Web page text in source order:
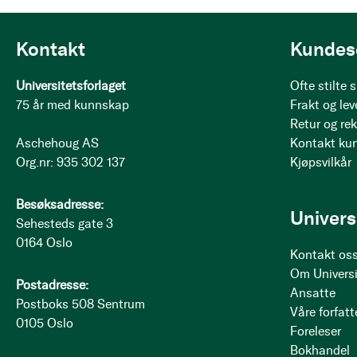
Kontakt
Universitetsforlaget
75 år med kunnskap
Aschehoug AS
Org.nr: 935 302 137
Besøksadresse:
Sehesteds gate 3
0164 Oslo
Postadresse:
Postboks 508 Sentrum
0105 Oslo
Ofte stilte
Frakt og
Retur og
Kontakt
Kjøpsvilkår
Kontakt
Om
Ansatte
Våre
Foreleser
Bokhandel